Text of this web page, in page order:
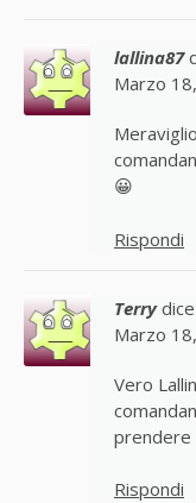
lallina87
Marzo
😀
Rispondi
Terry dice:
Marzo
Vero
prendere
Rispondi